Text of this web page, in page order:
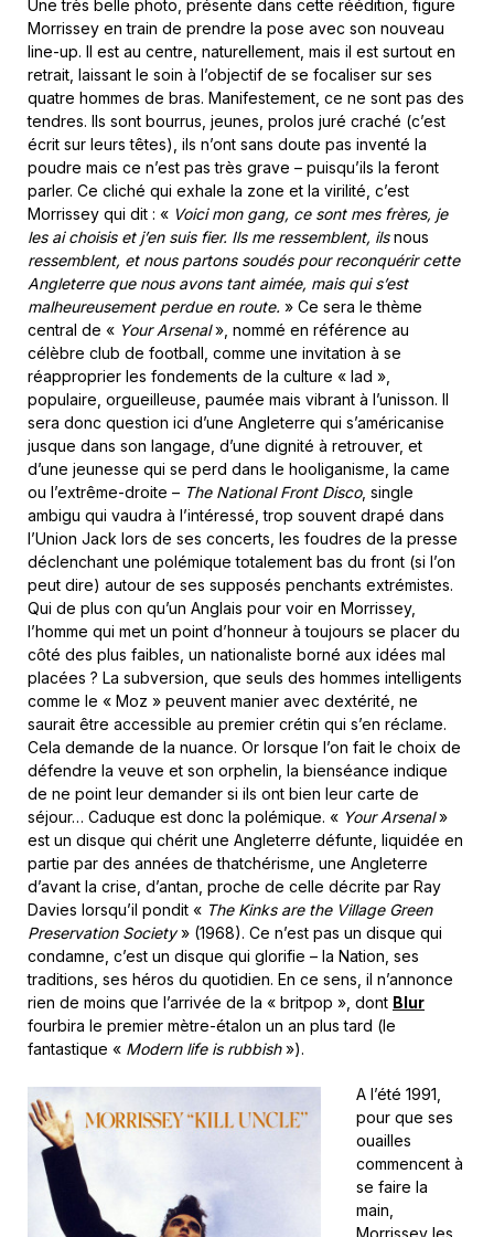
Une très belle photo, présente dans cette réédition, figure
Morrissey en train de prendre la pose avec son nouveau
line-up. Il est au centre, naturellement, mais il est surtout en
retrait, laissant le soin à l’objectif de se focaliser sur ses
quatre hommes de bras. Manifestement, ce ne sont pas des
tendres. Ils sont bourrus, jeunes, prolos juré craché (c’est
écrit sur leurs têtes), ils n’ont sans doute pas inventé la
poudre mais ce n’est pas très grave – puisqu’ils la feront
parler. Ce cliché qui exhale la zone et la virilité, c’est
Morrissey qui dit : « Voici mon gang, ce sont mes frères, je
les ai choisis et j’en suis fier. Ils me ressemblent, ilsnous
ressemblent, et nous partons soudés pour reconquérir cette
Angleterre que nous avons tant aimée, mais qui s’est
malheureusement perdue en route. » Ce sera le thème
central de « Your Arsenal», nommé en référence au
célèbre club de football, comme une invitation à se
réapproprier les fondements de la culture « lad »,
populaire, orgueilleuse, paumée mais vibrant à l’unisson. Il
sera donc question ici d’une Angleterre qui s’américanise
jusque dans son langage, d’une dignité à retrouver, et
d’une jeunesse qui se perd dans le hooliganisme, la came
ou l’extrême-droite – The National Front Disco, single
ambigu qui vaudra à l’intéressé, trop souvent drapé dans
l’Union Jack lors de ses concerts, les foudres de la presse
déclenchant une polémique totalement bas du front (si l’on
peut dire) autour de ses supposés penchants extrémistes.
Qui de plus con qu’un Anglais pour voir en Morrissey,
l’homme qui met un point d’honneur à toujours se placer du
côté des plus faibles, un nationaliste borné aux idées mal
placées ? La subversion, que seuls des hommes intelligents
comme le « Moz » peuvent manier avec dextérité, ne
saurait être accessible au premier crétin qui s’en réclame.
Cela demande de la nuance. Or lorsque l’on fait le choix de
défendre la veuve et son orphelin, la bienséance indique
de ne point leur demander si ils ont bien leur carte de
séjour… Caduque est donc la polémique. « Your Arsenal»
est un disque qui chérit une Angleterre défunte, liquidée en
partie par des années de thatchérisme, une Angleterre
d’avant la crise, d’antan, proche de celle décrite par Ray
Davies lorsqu’il pondit « The Kinks are the Village Green
Preservation Society» (1968). Ce n’est pas un disque qui
condamne, c’est un disque qui glorifie – la Nation, ses
traditions, ses héros du quotidien. En ce sens, il n’annonce
rien de moins que l’arrivée de la « britpop », dont Blur
fourbira le premier mètre-étalon un an plus tard (le
fantastique « Modern life is rubbish»).
A l’été 1991,
pour que ses
ouailles
commencent à
se faire la
main,
Morrissey les